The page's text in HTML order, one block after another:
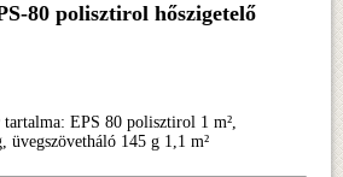
80 polisztirol hőszigetelő
tartalma: EPS 80 polisztirol 1 m²,
üvegszövetháló 145 g 1,1 m²